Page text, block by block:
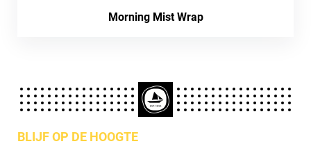
Morning Mist Wrap
BLIJF OP DE HOOGTE